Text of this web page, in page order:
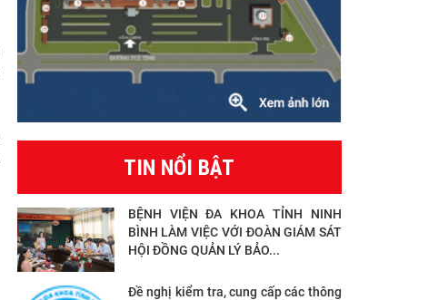
TIN NỔI BẬT
BỆNH VIỆN ĐA KHOA TỈNH NINH
BÌNH LÀM VIỆC VỚI ĐOÀN GIÁM SÁT
HỘI ĐỒNG QUẢN LÝ BẢO...
Đề nghị kiểm tra, cung cấp các thông